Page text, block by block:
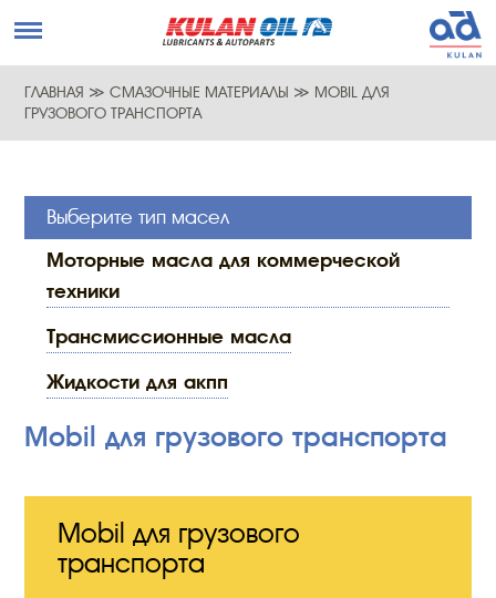
ГЛАВНАЯ ≫ СМАЗОЧНЫЕ МАТЕРИАЛЫ ≫ MOBIL ДЛЯ
ГРУЗОВОГО ТРАНСПОРТА
Mobil для грузового транспорта
Mobil для грузового
транспорта
Выберите тип масел
моторные масла для коммерческой
техники
трансмиссионные масла
жидкости для акпп